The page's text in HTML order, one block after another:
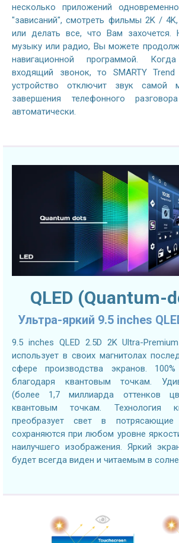
несколько приложений
"зависаний", смотреть фильмы 2K /
или делать все, что Вам захочется.
музыку или радио, Вы можете
навигационной программой.
входящий звонок, то SMARTY Trend
устройство отключит звук самой
завершения телефонного
автоматически.
QLED (Quantum-
Ультра-яркий 9.5 inches
9.5 inches QLED 2.5D 2K Ultra-
использует в своих магнитолах
сфере производства экранов.
благодаря квантовым точкам.
(более 1,7 миллиарда оттенков
квантовым точкам. Технология
преобразует свет в
сохраняются при любом уровне
наилучшего изображения. Яркий
будет всегда виден и читаемым в